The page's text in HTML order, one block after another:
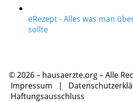
eRezept - Alles was man
sollte
© 2026 – hausaerzte.org – Alle
Impressum |
Haftungsausschluss